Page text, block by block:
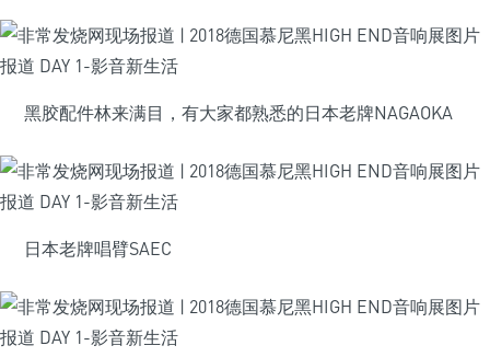
黑胶配件林来满目，有大家都熟悉的日本老牌NAGAOKA
日本老牌唱臂SAEC